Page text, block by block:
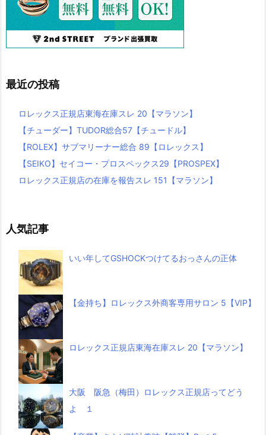
最近の投稿
ロレックス正規店東海在庫スレ 20【マラソン】
【チューダー】TUDOR総合57【チュードル】
【ROLEX】サブマリーナー総合 89【ロレックス】
【SEIKO】セイコー・プロスペックス29【PROSPEX】
ロレックス正規店の在庫を報告スレ 151【マラソン】
人気記事
いい年してGSHOCKつけてるおっさんの正体
【金持ち】ロレックス外商客専用サロン 5【VIP】
ロレックス正規店東海在庫スレ 20【マラソン】
大阪 阪急（梅田）ロレックス正規店ってどう
よ １